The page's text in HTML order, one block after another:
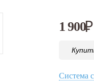
1 900₽
Система